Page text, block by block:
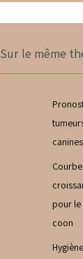
Sur le même
canines
pour
coon